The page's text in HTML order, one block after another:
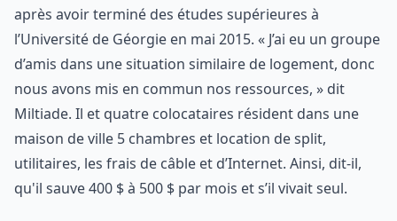
après avoir terminé des études supérieures à
l’Université de Géorgie en mai 2015. « J’ai eu un groupe
d’amis dans une situation similaire de logement, donc
nous avons mis en commun nos ressources, » dit
Miltiade. Il et quatre colocataires résident dans une
maison de ville 5 chambres et location de split,
utilitaires, les frais de câble et d’Internet. Ainsi, dit-il,
qu'il sauve 400 $ à 500 $ par mois et s’il vivait seul.